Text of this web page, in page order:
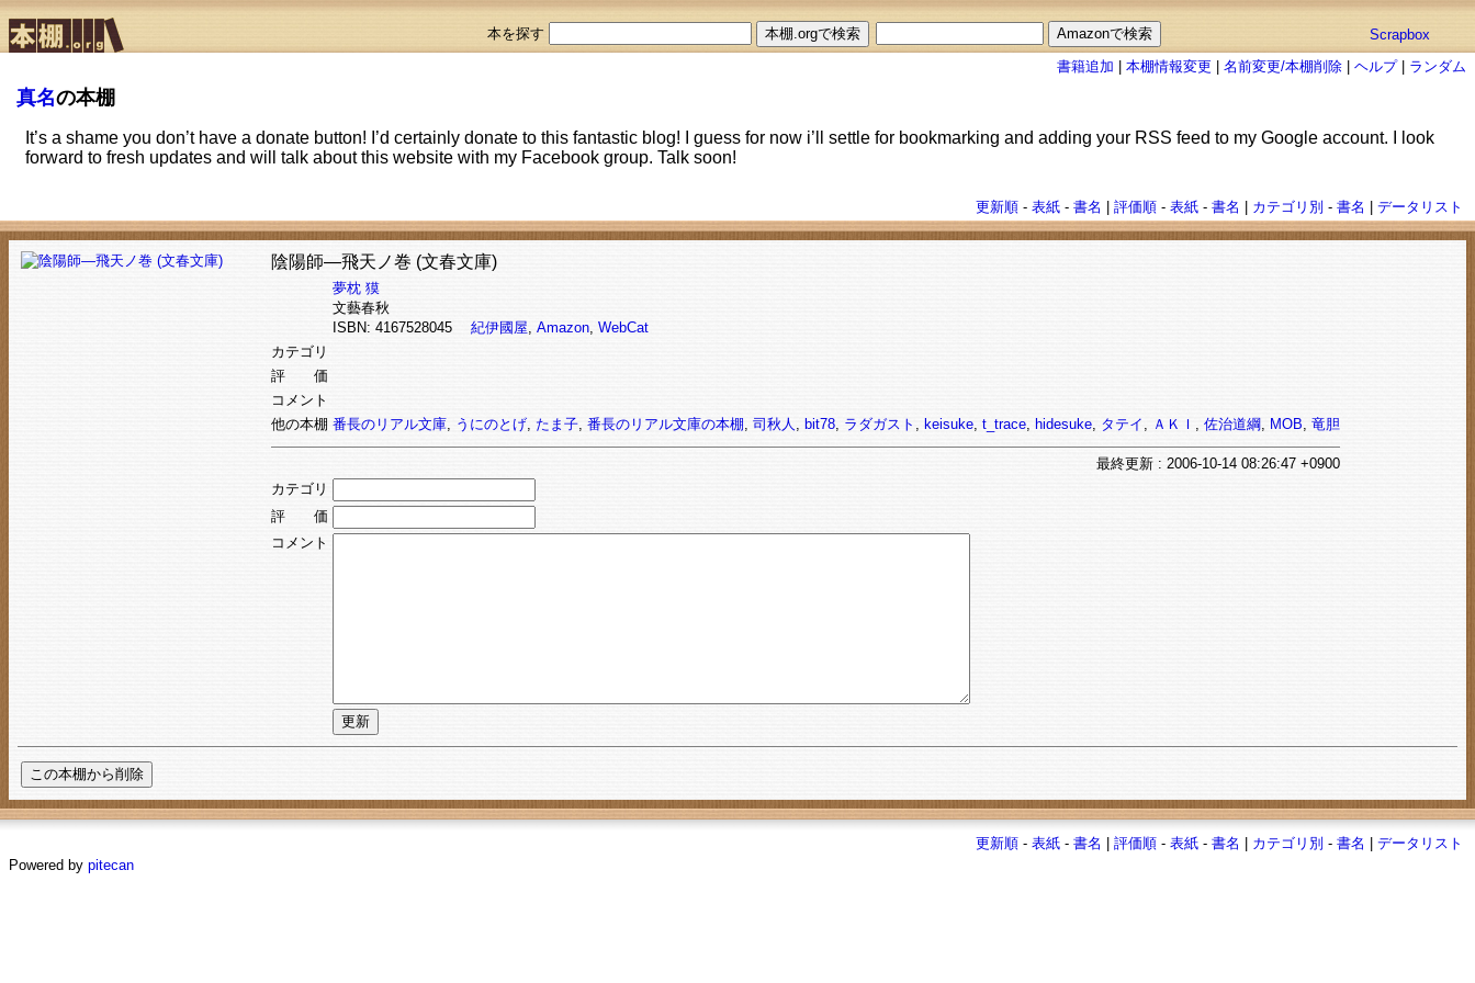
本を探す
Scrapbox
書籍追加 |本棚情報変更 |名前変更/本棚削除 |ヘルプ| ランダム
真名の本棚
It’s a shame you don’t have a donate button! I’d certainly donate to this fantastic blog! I guess for now i’ll settle for bookmarking and adding your RSS feed to my Google account. I look
forward to fresh updates and will talk about this website with my Facebook group. Talk soon!
更新順 -表紙 -書名 |評価順 -表紙 -書名 カテゴリ別 -書名 |データリスト
陰陽師―飛天ノ巻 (文春文庫)
夢枕 獏
文藝春秋
ISBN: 4167528045 紀伊國屋, Amazon, WebCat
カテゴリ
評 価
コメント
他の本棚 番長のリアル文庫, うにのとげ, たま子, 番長のリアル文庫の本棚, 司秋人 , bit78, ラダガスト , keisuke, t_trace, hidesuke, タテイ , ＡＫＩ , 佐治道綱, MOB, 竜胆
最終更新: 2006-10-14 08:26:47 +0900
カテゴリ
評 価
コメント
更新順 -表紙 -書名 |評価順 -表紙 -書名 カテゴリ別 -書名 |データリスト
Powered by pitecan